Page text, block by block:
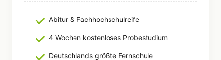
Abitur & Fachhochschulreife
4 Wochen kostenloses Probestudium
Deutschlands größte Fernschule